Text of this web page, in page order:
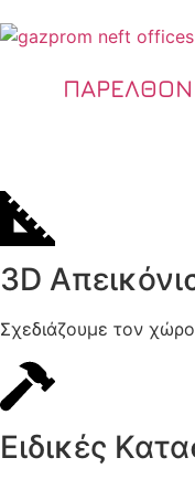
3D
Σχεδιάζουμε τον
Ειδικές